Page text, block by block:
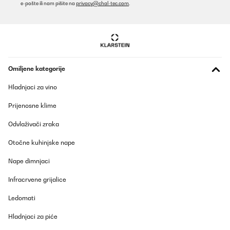
e-pošte ili nam pišite na privacy@chal-tec.com
Omiljene kategorije
Hladnjaci za vino
Prijenosne klime
Odvlaživači zraka
Otočne kuhinjske nape
Nape dimnjaci
Infracrvene grijalice
Ledomati
Hladnjaci za piće